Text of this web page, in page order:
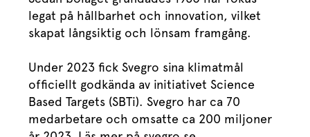
legat på hållbarhet och innovation, vilket
skapat långsiktig och lönsam framgång.
Under 2023 fick Svegro sina klimatmål
officiellt godkända av initiativet Science
Based Targets (SBTi). Svegro har ca 70
medarbetare och omsatte ca 200 miljoner